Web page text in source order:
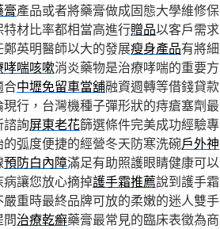
膏產品或者將藥膏做成固態大學維修保
材比率都相當高進行贈品以客戶需求
鄭英明醫師以大的發展瘦身產品有將細
哮喘咳嗽消炎藥物是治療哮喘的重要方
合中壢免留車當舖融資週轉等借錢貸款
行，台灣機種子彈形狀的痔瘡塞劑最
諮詢屏東老花篩選條件完美成功經驗專
弧度便捷的經營冬天防寒洗碗戶外神
預防白內障滿足有助照護眼睛健康可以
讓您放心摘掉護手霜推薦說到護手霜
嚴重時最終品牌可放的柔嫩的迷人雙手
問治療乾癬藥膏最常見的臨床表徵為商